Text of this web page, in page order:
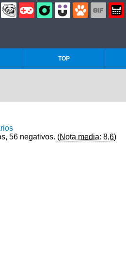
TOP
56 negativos. (Nota media: 8,6)